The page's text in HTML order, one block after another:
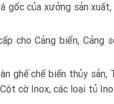
của xưởng sản
cho Cảng biển, Cảng
ghế chế biến thủy sản,
cờ Inox, các loại tủ